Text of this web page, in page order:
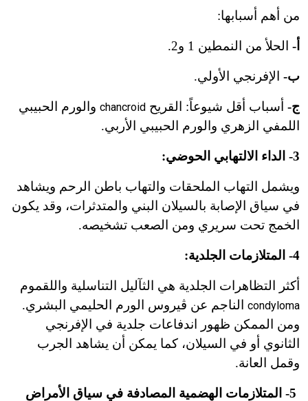
من أهم أسبابها:
أ- الحلأ من النمطين 1 و2.
ب- الإفرنجي الأولي.
ج- أسباب أقل شيوعاً: القريح chancroid والورم الحبيبي
اللمفي الزهري والورم الحبيبي الأربي.
3- الداء الالتهابي الحوضي:
ويشمل التهاب الملحقات والتهاب باطن الرحم ويشاهد
في سياق الإصابة بالسيلان البني والمتدثرات، وقد يكون
الخمج تحت سريري ومن الصعب تشخيصه.
4- المتلازمات الجلدية:
أكثر التظاهرات الجلدية هي الثآليل التناسلية واللقموم
condyloma الناجم عن ڤيروس الورم الحليمي البشري.
ومن الممكن ظهور اندفاعات جلدية في الإفرنجي
الثانوي أو في السيلان، كما يمكن أن يشاهد الجرب
وقمل العانة.
5- المتلازمات الهضمية المصادفة في سياق الأمراض